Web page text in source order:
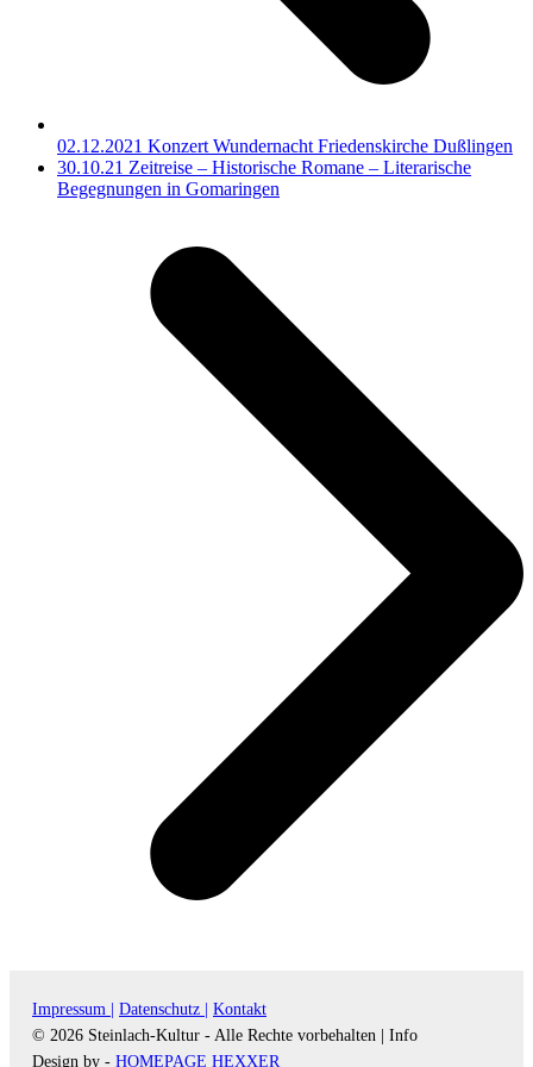
02.12.2021 Konzert Wundernacht Friedenskirche Dußlingen
Nächster
Beitrag:
30.10.21 Zeitreise – Historische Romane – Literarische
Begegnungen in Gomaringen
Impressum | Datenschutz |
Kontakt
© 2026 Steinlach-Kultur - Alle Rechte vorbehalten |
Info
Design by - HOMEPAGE HEXXER